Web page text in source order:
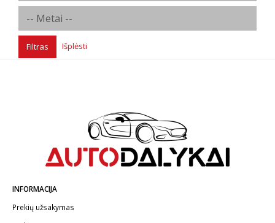
Filtras Išplėsti
INFORMACIJA
Prekių užsakymas